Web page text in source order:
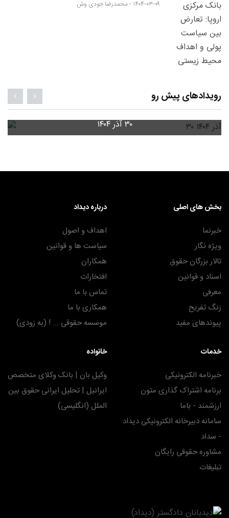
۱۴۰۴-۰۳-۰۹ - محمدرضا جودی وش
رویدادهای پیش رو
۳۰ آذر ۱۴۰۴
بخش های اصلی
خبرنما
ویژه نگار
تالار بزرگان حقوق
اسناد و قوانین
معرفی
زنگ تفریح
پیوندهای مفید
درباره دیداد
اهداف و اصول
سیاست ها و قوانین
همکاران
افتخارات
تماس با ما
همکاری با ما
موسسه حقوقی ... ! (به زودی)
خدمات
خبرنامه الکترونیکی
برنامه اشتراک گذاری متون
ارزشمند - باما
سامانه دبیرخانه الکترونیکی دیداد
- سداد
مشاوره حقوقی رایگان
تبلیغات
خانواده
وکیل بان | بانک وکلای متخصص
ایرانیل | تحلیل ایرانی حقوق بین
الملل (انگلیسی)